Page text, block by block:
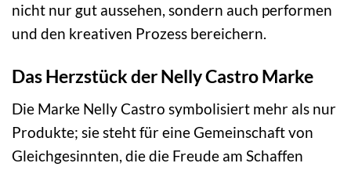
nicht nur gut aussehen, sondern auch performen
und den kreativen Prozess bereichern.
Das Herzstück der Nelly Castro Marke
Die Marke Nelly Castro symbolisiert mehr als nur
Produkte; sie steht für eine Gemeinschaft von
Gleichgesinnten, die die Freude am Schaffen